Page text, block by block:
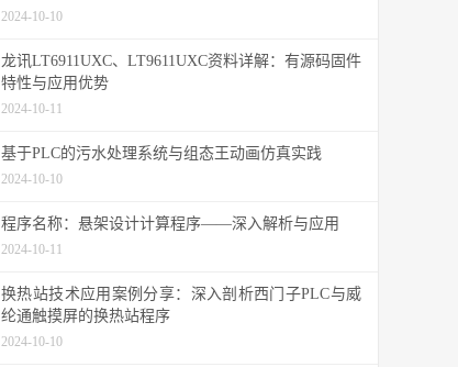
2024-10-10
龙讯LT6911UXC、LT9611UXC资料详解：有源码固件
特性与应用优势
2024-10-11
基于PLC的污水处理系统与组态王动画仿真实践
2024-10-10
程序名称：悬架设计计算程序——深入解析与应用
2024-10-11
换热站技术应用案例分享：深入剖析西门子PLC与威
纶通触摸屏的换热站程序
2024-10-10